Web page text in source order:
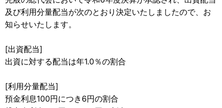
及び利用分量配当が次のとおり決定いたしましたので、お
知らせいたします。
[出資配当]
出資に対する配当は年1.0％の割合
[利用分量配当]
預金利息100円につき6円の割合